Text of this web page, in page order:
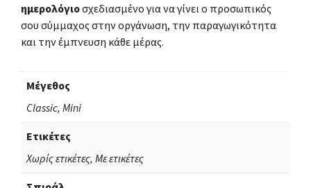
ημερολόγιοσχεδιασμένο για να γίνει ο προσωπικός
σου σύμμαχος στην οργάνωση, την παραγωγικότητα
και την έμπνευση κάθε μέρας.
Μέγεθος
Classic, Mini
Ετικέτες
Χωρίς ετικέτες, Με ετικέτες